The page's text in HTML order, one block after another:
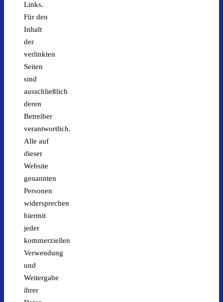
Links.
Für den
Inhalt
der
verlinkten
Seiten
sind
ausschließlich
deren
Betreiber
verantwortlich.
Alle auf
dieser
Website
genannten
Personen
widersprechen
hiermit
jeder
kommerziellen
Verwendung
und
Weitergabe
ihrer